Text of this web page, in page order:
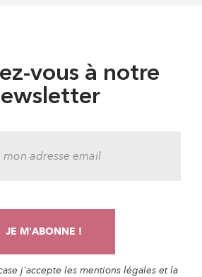
vous à notre
j'accepte les mentions légales et la